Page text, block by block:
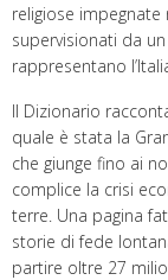
religiose impegnate
supervisionati da
rappresentano
Il Dizionario
quale è stata la
che giunge fino ai
complice la crisi
terre. Una pagina
storie di fede
partire oltre 27